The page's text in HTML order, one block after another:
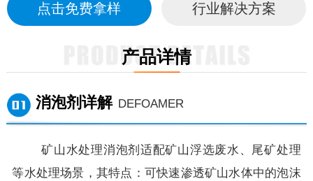
点击免费拿样 行业解决方案
产品详情
消泡剂详解 DEFOAMER
矿山水处理消泡剂适配矿山浮选废水、尾矿处理
等水处理场景，其特点：可快速渗透矿山水体中的泡沫